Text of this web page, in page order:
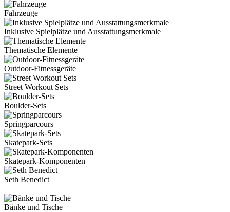
Fahrzeuge
Inklusive Spielplätze und Ausstattungsmerkmale
Thematische Elemente
Outdoor-Fitnessgeräte
Street Workout Sets
Boulder-Sets
Springparcours
Skatepark-Sets
Skatepark-Komponenten
Seth Benedict
Bänke und Tische